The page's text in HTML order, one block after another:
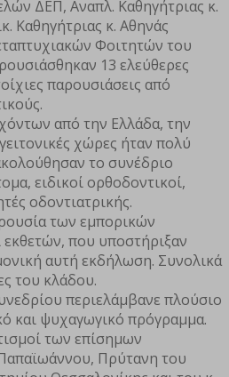
ΔΕΠ, Αναπλ. Καθηγήτριας κ.
Καθηγήτριας κ. Αθηνάς
Φοιτητών του
13 ελεύθερες
παρουσιάσεις από
από την Ελλάδα, την
χώρες ήταν πολύ
το συνέδριο
ειδικοί ορθοδοντικοί,
οδοντιατρικής.
των εμπορικών
που υποστήριξαν
αυτή εκδήλωση. Συνολικά
του κλάδου.
περιελάμβανε πλούσιο
και ψυχαγωγικό πρόγραμμα.
των επίσημων
Πρύτανη του